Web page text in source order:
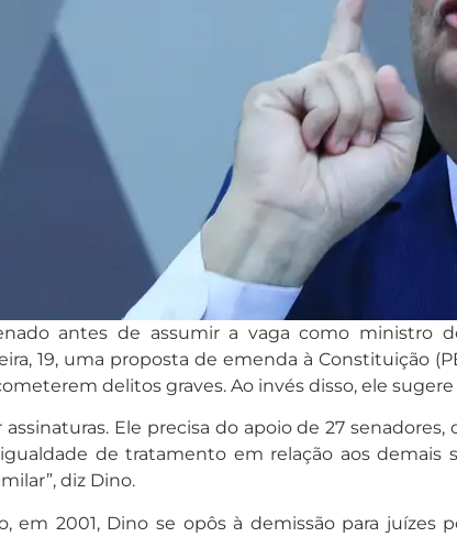
antes de assumir a vaga como ministro
19, uma proposta de emenda à Constituição
delitos graves. Ao invés disso, ele
Ele precisa do apoio de 27
de tratamento em relação aos
diz Dino.
em 2001, Dino se opôs à demissão para juízes